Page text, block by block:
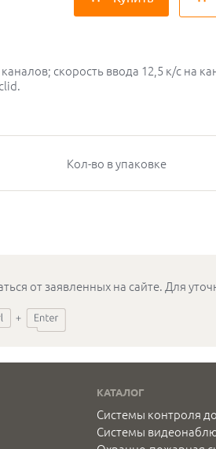
скорость ввода 12,5 к/с на
Кол-во в упаковке
от заявленных на сайте. Для
КАТАЛОГ
Системы контроля
Системы